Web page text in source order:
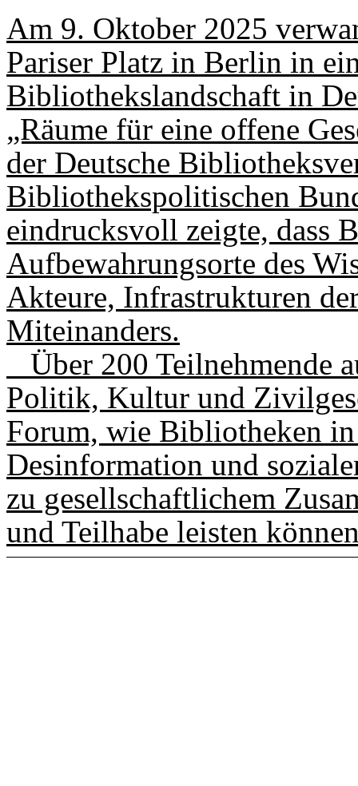
Am 9. Oktober 2025
Pariser Platz in Berlin in
Bibliothekslandschaft in
„Räume für eine offene
der Deutsche
Bibliothekspolitischen
eindrucksvoll zeigte, dass
Aufbewahrungsorte des
Akteure, Infrastrukturen
Miteinanders.
Über 200 Teilnehmende
Politik, Kultur und
Forum, wie Bibliotheken
Desinformation und
zu gesellschaftlichem
und Teilhabe leisten